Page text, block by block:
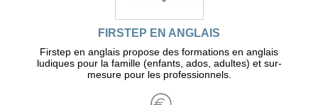
FIRSTEP EN ANGLAIS
Firstep en anglais propose des formations en anglais
ludiques pour la famille (enfants, ados, adultes) et sur-
mesure pour les professionnels.